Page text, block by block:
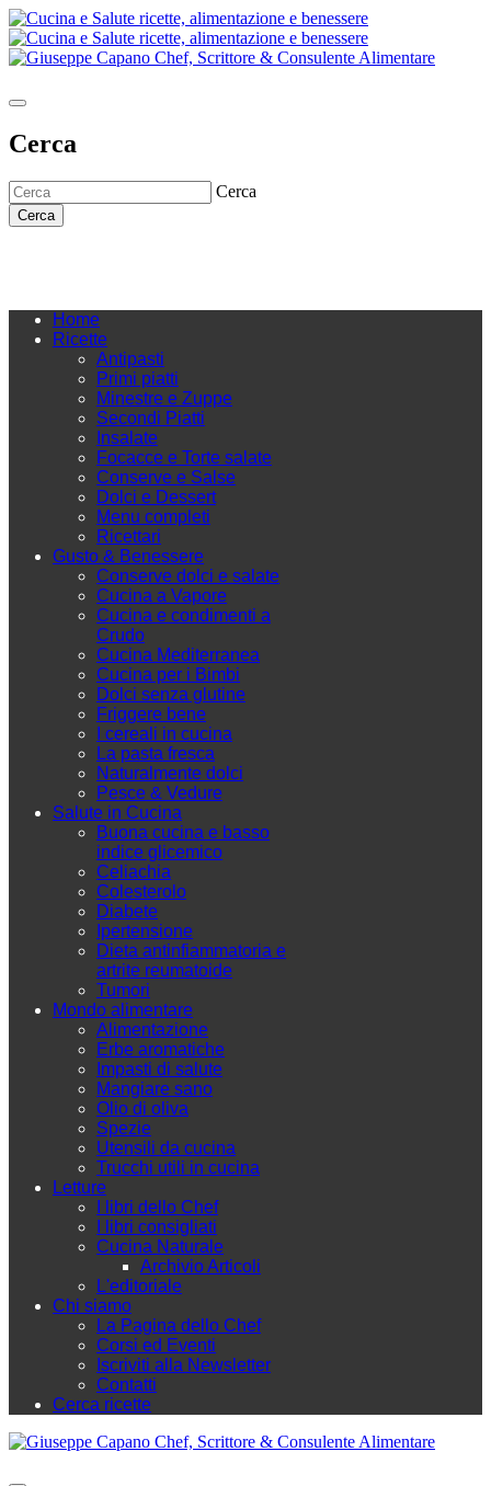
Cerca
Cerca
Cerca
Home
Ricette
Antipasti
Primi piatti
Minestre e Zuppe
Secondi Piatti
Insalate
Focacce e Torte salate
Conserve e Salse
Dolci e Dessert
Menu completi
Ricettari
Gusto & Benessere
Conserve dolci e salate
Cucina a Vapore
Cucina e condimenti a
Crudo
Cucina Mediterranea
Cucina per i Bimbi
Dolci senza glutine
Friggere bene
I cereali in cucina
La pasta fresca
Naturalmente dolci
Pesce & Vedure
Salute in Cucina
Buona cucina e basso
indice glicemico
Celiachia
Colesterolo
Diabete
Ipertensione
Dieta antinfiammatoria e
artrite reumatoide
Tumori
Mondo alimentare
Alimentazione
Erbe aromatiche
Impasti di salute
Mangiare sano
Olio di oliva
Spezie
Utensili da cucina
Trucchi utili in cucina
Letture
I libri dello Chef
I libri consigliati
Cucina Naturale
Archivio Articoli
L'editoriale
Chi siamo
La Pagina dello Chef
Corsi ed Eventi
Iscriviti alla Newsletter
Contatti
Cerca ricette